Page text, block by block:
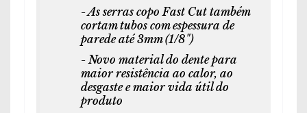
- As serras copo Fast Cut também
cortam tubos com espessura de
parede até 3mm (1/8")
- Novo material do dente para
maior resistência ao calor, ao
desgaste e maior vida útil do
produto